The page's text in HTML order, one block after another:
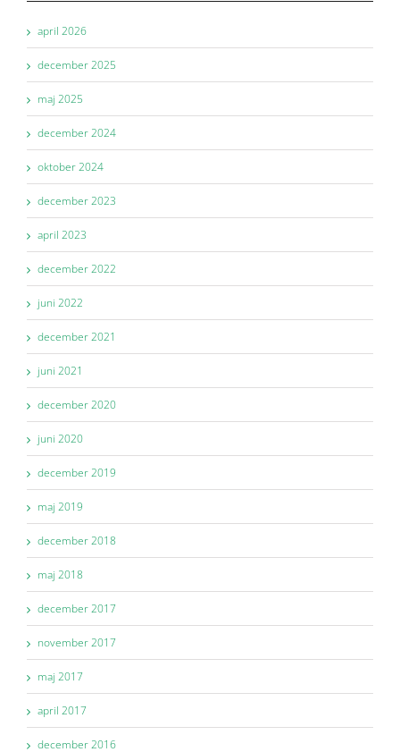
april 2026
december 2025
maj 2025
december 2024
oktober 2024
december 2023
april 2023
december 2022
juni 2022
december 2021
juni 2021
december 2020
juni 2020
december 2019
maj 2019
december 2018
maj 2018
december 2017
november 2017
maj 2017
april 2017
december 2016